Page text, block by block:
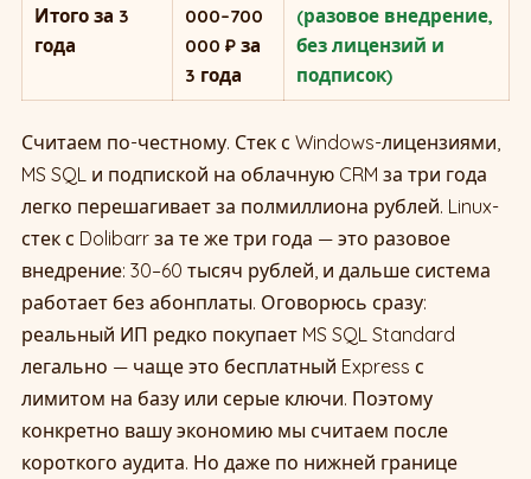
Итого за 3
года
000–700
000 ₽ за
3 года
(разовое внедрение,
без лицензий и
подписок)
Считаем по-честному. Стек с Windows-лицензиями,
MS SQL и подпиской на облачную CRM за три года
легко перешагивает за полмиллиона рублей. Linux-
стек с Dolibarr за те же три года — это разовое
внедрение: 30–60 тысяч рублей, и дальше система
работает без абонплаты. Оговорюсь сразу:
реальный ИП редко покупает MS SQL Standard
легально — чаще это бесплатный Express с
лимитом на базу или серые ключи. Поэтому
конкретно вашу экономию мы считаем после
короткого аудита. Но даже по нижней границе